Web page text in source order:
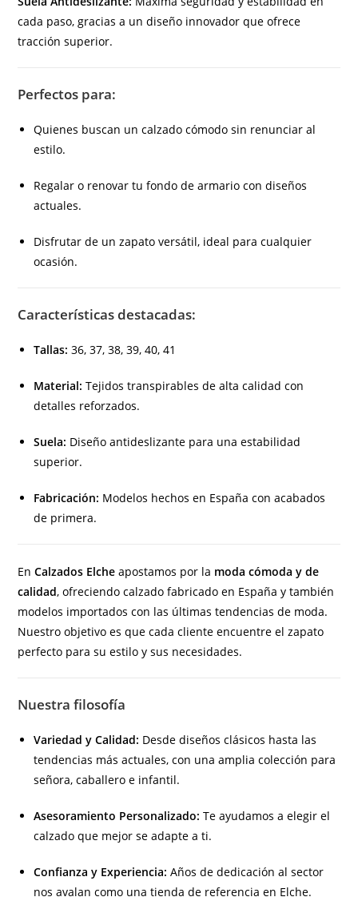
cada paso, gracias a un diseño innovador que ofrece
tracción superior.
Perfectos para:
Quienes buscan un calzado cómodo sin renunciar al
estilo.
Regalar o renovar tu fondo de armario con diseños
actuales.
Disfrutar de un zapato versátil, ideal para cualquier
ocasión.
Características destacadas:
Tallas: 36, 37, 38, 39, 40, 41
Material: Tejidos transpirables de alta calidad con
detalles reforzados.
Suela: Diseño antideslizante para una estabilidad
superior.
Fabricación: Modelos hechos en España con acabados
de primera.
EnCalzados Elche apostamos por la moda cómoda y de
calidad, ofreciendo calzado fabricado en España y también
modelos importados con las últimas tendencias de moda.
Nuestro objetivo es que cada cliente encuentre el zapato
perfecto para su estilo y sus necesidades.
Nuestra filosofía
Variedad y Calidad: Desde diseños clásicos hasta las
tendencias más actuales, con una amplia colección para
señora, caballero e infantil.
Asesoramiento Personalizado: Te ayudamos a elegir el
calzado que mejor se adapte a ti.
Confianza y Experiencia: Años de dedicación al sector
nos avalan como una tienda de referencia en Elche.